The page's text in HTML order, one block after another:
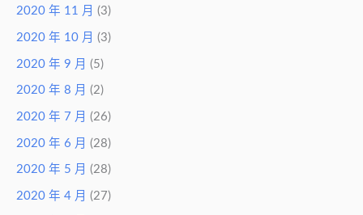
2020 年 11 月 (3)
2020 年 10 月 (3)
2020 年 9 月 (5)
2020 年 8 月 (2)
2020 年 7 月 (26)
2020 年 6 月 (28)
2020 年 5 月 (28)
2020 年 4 月 (27)